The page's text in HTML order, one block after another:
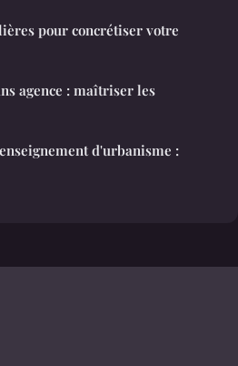
pour concrétiser votre
agence : maîtriser les
d'urbanisme :